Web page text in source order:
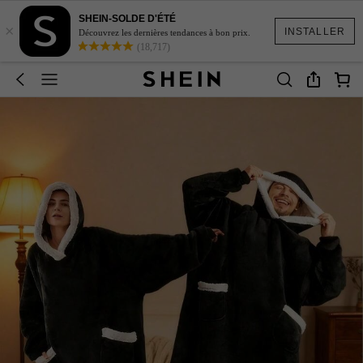
INSTALLER
×
SHEIN-SOLDE D'ÉTÉ
Découvrez les dernières tendances à bon prix.
(18,717)